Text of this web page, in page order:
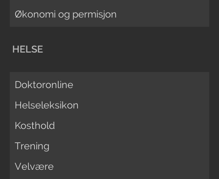
Økonomi og permisjon
HELSE
Doktoronline
Helseleksikon
Kosthold
Trening
Velvære